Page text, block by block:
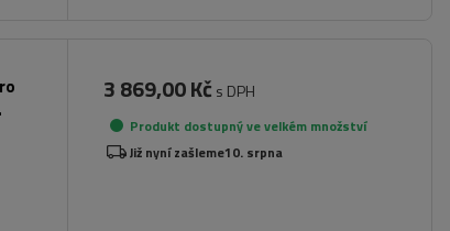
3 869,00 Kč s DPH
Produkt dostupný ve velkém množství
Již nyní zašleme10. srpna